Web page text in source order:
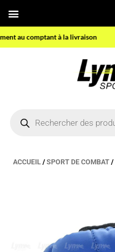
contenu
au comptant à la livraison
produits
ACCUEIL/SPORT DE COMBAT/